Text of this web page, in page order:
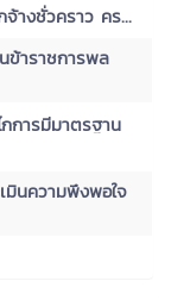
างชั่วคราว คร...
ข้าราชการพล
การมีมาตรฐาน
มินความพึงพอใจ